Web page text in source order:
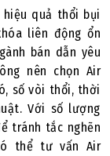
hiệu quả thổi bụi
liên động ổn
bán dẫn yêu
nên chọn Air
số vòi thổi, thời
Với số lượng
tránh tắc nghẽn
thể tư vấn Air